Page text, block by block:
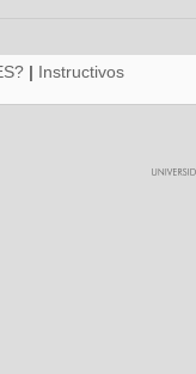
| Instructivos